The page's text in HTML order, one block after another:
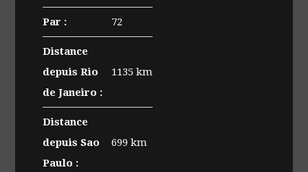
Par : 72
Distance
depuis Rio
de Janeiro :
1135 km
Distance
depuis Sao
Paulo :
699 km